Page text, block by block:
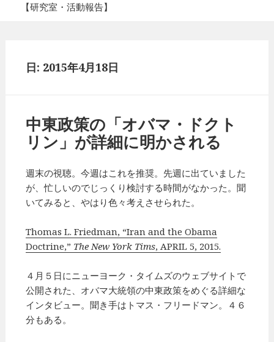
【研究室・活動報告】
日: 2015年4月18日
中東政策の「オバマ・ドクト
リン」が詳細に明かされる
週末の視聴。今週はこれを推奨。先週に出ていました
が、忙しいのでじっくり検討する時間がなかった。聞
いてみると、やはり色々考えさせられた。
Thomas L. Friedman, “Iran and the Obama
Doctrine,” The New York Tims, APRIL 5, 2015.
４月５日にニューヨーク・タイムズのウェブサイトで
公開された、オバマ大統領の中東政策をめぐる詳細な
インタビュー。聞き手はトマス・フリードマン。４６
分もある。